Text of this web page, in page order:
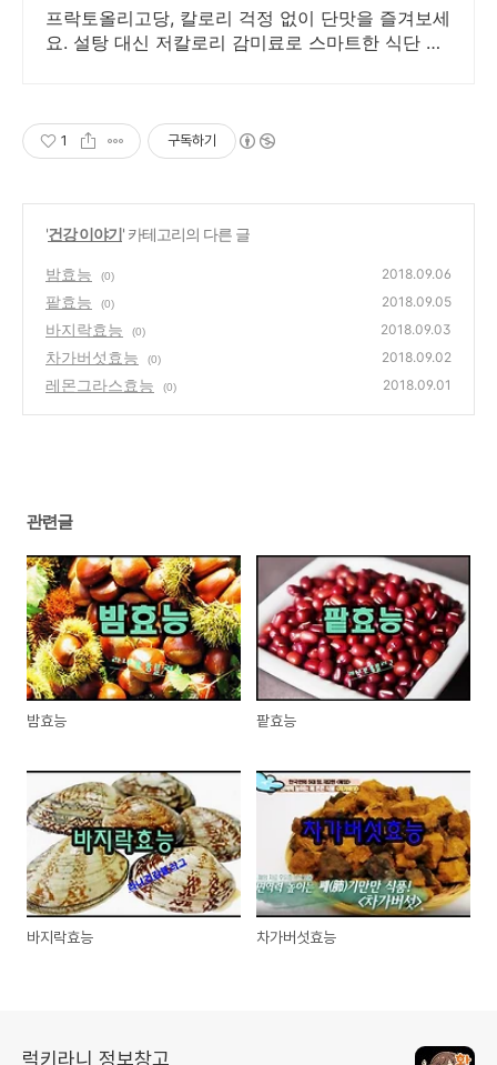
프락토올리고당, 칼로리 걱정 없이 단맛을 즐겨보세
요. 설탕 대신 저칼로리 감미료로 스마트한 식단 관
1 구독하기
'건강 이야기' 카테고리의 다른 글
밤효능 (0) 2018.09.06
팥효능 (0) 2018.09.05
바지락효능 (0) 2018.09.03
차가버섯효능 (0) 2018.09.02
레몬그라스효능 (0) 2018.09.01
관련글
밤효능 팥효능
바지락효능 차가버섯효능
럭키라니 정보창고